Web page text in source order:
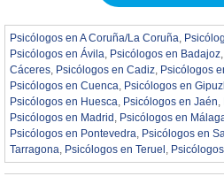
Psicólogos en A Coruña/La Coruña
Psicólogos en Ávila
Psicólogos en Badajoz
Cáceres
Psicólogos en Cadiz Psicólogos
Psicólogos en Cuenca
Psicólogos en
Psicólogos en Huesca
Psicólogos en Jaén
Psicólogos en Madrid
Psicólogos en
Psicólogos en Pontevedra
Psicólogos en
Tarragona
Psicólogos en Teruel